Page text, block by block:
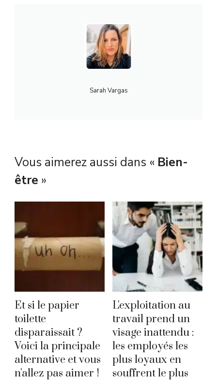
Sarah Vargas
Vous aimerez aussi dans « Bien-
être »
Et si le papier
toilette
disparaissait ?
Voici la principale
alternative et vous
n'allez pas aimer !
L'exploitation au
travail prend un
visage inattendu :
les employés les
plus loyaux en
souffrent le plus